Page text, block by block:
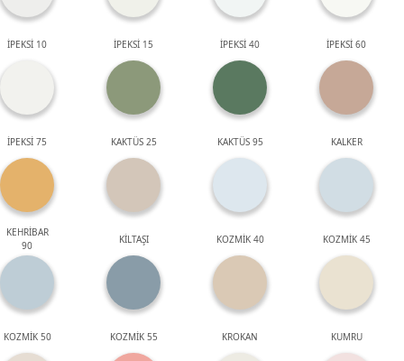
İPEKSİ 10 İPEKSİ 15 İPEKSİ 40 İPEKSİ 60
İPEKSİ 75 KAKTÜS 25 KAKTÜS 95 KALKER
KEHRİBAR
90
KİLTAŞI KOZMİK 40 KOZMİK 45
KOZMİK 50 KOZMİK 55 KROKAN KUMRU